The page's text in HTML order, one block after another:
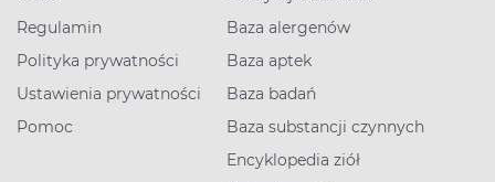
Regulamin
Polityka prywatności
Ustawienia prywatności
Pomoc
Baza alergenów
Baza aptek
Baza badań
Baza substancji czynnych
Encyklopedia ziół